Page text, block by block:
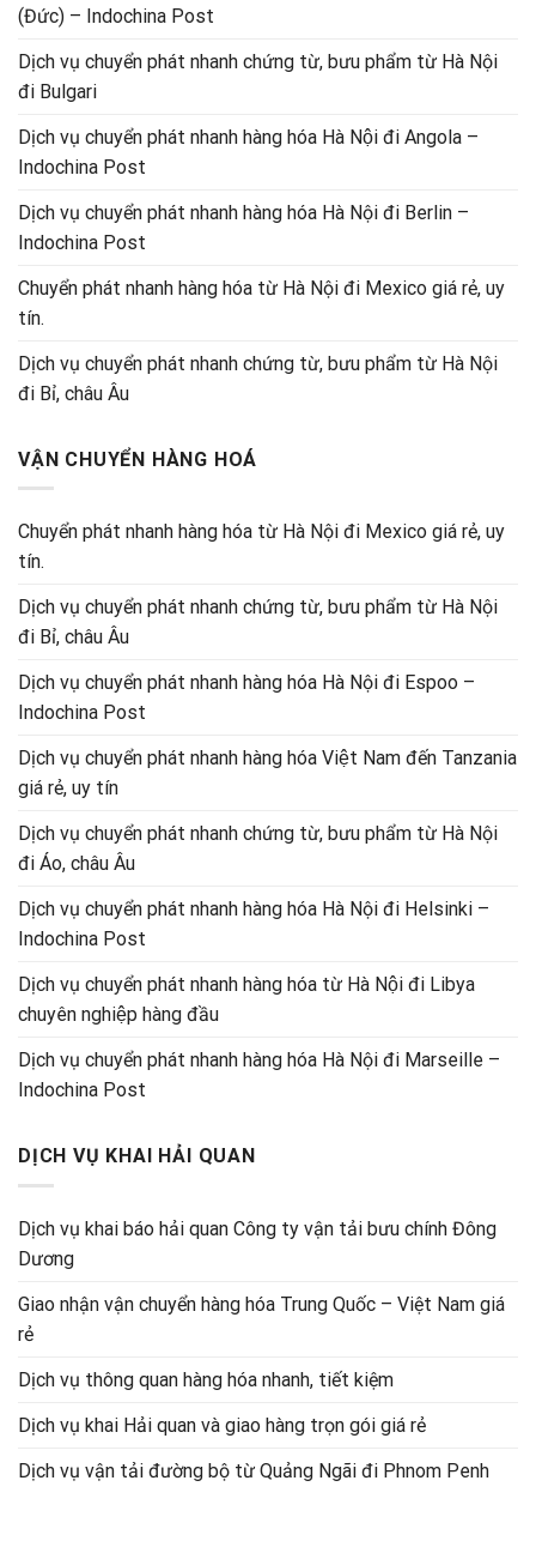
(Đức) – Indochina Post
Dịch vụ chuyển phát nhanh chứng từ, bưu phẩm từ Hà Nội
đi Bulgari
Dịch vụ chuyển phát nhanh hàng hóa Hà Nội đi Angola –
Indochina Post
Dịch vụ chuyển phát nhanh hàng hóa Hà Nội đi Berlin –
Indochina Post
Chuyển phát nhanh hàng hóa từ Hà Nội đi Mexico giá rẻ, uy
tín.
Dịch vụ chuyển phát nhanh chứng từ, bưu phẩm từ Hà Nội
đi Bỉ, châu Âu
VẬN CHUYỂN HÀNG HOÁ
Chuyển phát nhanh hàng hóa từ Hà Nội đi Mexico giá rẻ, uy
tín.
Dịch vụ chuyển phát nhanh chứng từ, bưu phẩm từ Hà Nội
đi Bỉ, châu Âu
Dịch vụ chuyển phát nhanh hàng hóa Hà Nội đi Espoo –
Indochina Post
Dịch vụ chuyển phát nhanh hàng hóa Việt Nam đến Tanzania
giá rẻ, uy tín
Dịch vụ chuyển phát nhanh chứng từ, bưu phẩm từ Hà Nội
đi Áo, châu Âu
Dịch vụ chuyển phát nhanh hàng hóa Hà Nội đi Helsinki –
Indochina Post
Dịch vụ chuyển phát nhanh hàng hóa từ Hà Nội đi Libya
chuyên nghiệp hàng đầu
Dịch vụ chuyển phát nhanh hàng hóa Hà Nội đi Marseille –
Indochina Post
DỊCH VỤ KHAI HẢI QUAN
Dịch vụ khai báo hải quan Công ty vận tải bưu chính Đông
Dương
Giao nhận vận chuyển hàng hóa Trung Quốc – Việt Nam giá
rẻ
Dịch vụ thông quan hàng hóa nhanh, tiết kiệm
Dịch vụ khai Hải quan và giao hàng trọn gói giá rẻ
Dịch vụ vận tải đường bộ từ Quảng Ngãi đi Phnom Penh